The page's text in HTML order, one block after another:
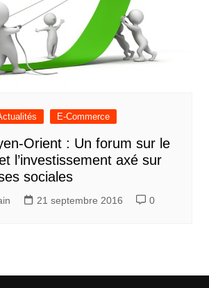
E-Commerce
Orient : Un forum sur le
l’investissement axé sur
sociales
21 septembre 2016 0